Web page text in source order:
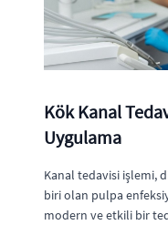
Kök Kanal
Uygulama
Kanal tedavisi işlemi,
biri olan pulpa
modern ve etkili bir